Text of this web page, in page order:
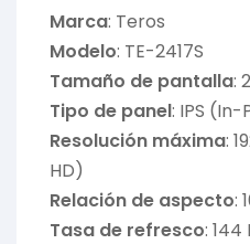
Marca: Teros
Modelo: TE-2417S
Tamaño de pantalla:
Tipo de panel: IPS
Resolución máxima:
HD)
Relación de aspecto:
Tasa de refresco: 144